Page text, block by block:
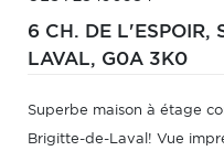
6 CH. DE L'ESPOIR,
LAVAL, G0A 3K0
Superbe maison à étage
Brigitte-de-Laval! Vue